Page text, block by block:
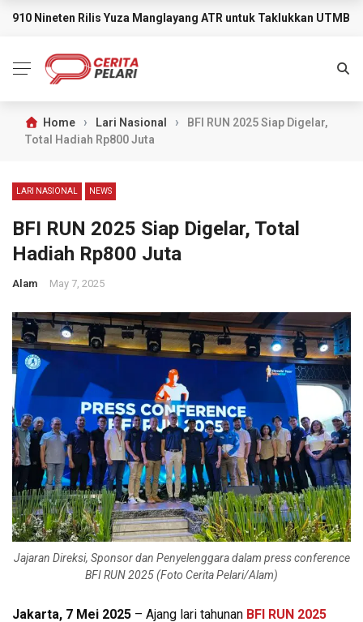
BREAKING NEWS
910 Nineten Rilis Yuza Manglayang ATR untuk Taklukkan UTMB
Home › Lari Nasional ›
BFI RUN 2025 Siap Digelar,
Total Hadiah Rp800 Juta
LARI NASIONAL NEWS
BFI RUN 2025 Siap Digelar, Total
Hadiah Rp800 Juta
Alam May 7, 2025
Jajaran Direksi, Sponsor dan Penyelenggara dalam press conference
BFI RUN 2025 (Foto Cerita Pelari/Alam)
Jakarta, 7 Mei 2025 – Ajang lari tahunan BFI RUN 2025